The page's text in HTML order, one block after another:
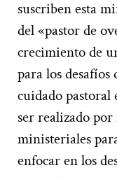
suscriben esta
del «pastor de
crecimiento de
para los
cuidado pastoral
ser realizado
ministeriales
enfocar en los